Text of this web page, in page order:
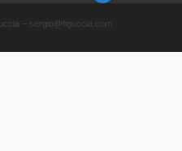
– sergio@figuccia.com